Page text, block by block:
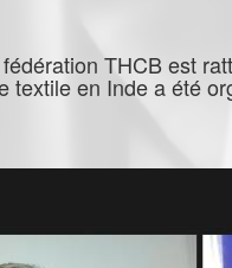
THCB est
textile en Inde a été